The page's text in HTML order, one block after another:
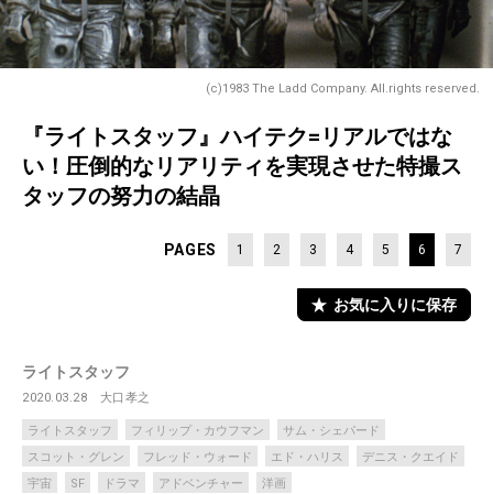
(c)1983 The Ladd Company. All.rights reserved.
『ライトスタッフ』ハイテク=リアルではな
い！圧倒的なリアリティを実現させた特撮ス
タッフの努力の結晶
PAGES 1 2 3 4 5 6 7
お気に入りに保存
ライトスタッフ
2020.03.28 大口孝之
ライトスタッフ フィリップ・カウフマン
サム・シェパード
スコット・グレン
フレッド・ウォード エド・ハリス
デニス・クエイド
宇宙
SF ドラマ アドベンチャー 洋画